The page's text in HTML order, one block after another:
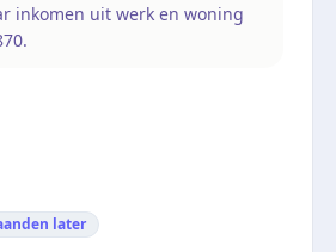
inkomen uit werk en woning
later